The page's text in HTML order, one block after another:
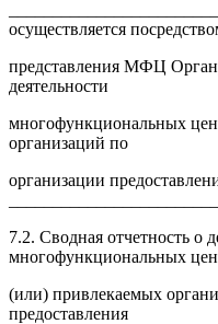
осуществляется
представления МФЦ
деятельности
многофункциональных
организаций по
организации
7.2. Сводная отчетность о
многофункциональных
(или) привлекаемых
предоставления